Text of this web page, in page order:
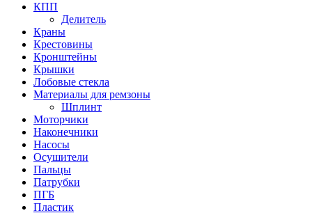
КПП
Делитель
Краны
Крестовины
Кронштейны
Крышки
Лобовые стекла
Материалы для ремзоны
Шплинт
Моторчики
Наконечники
Насосы
Осушители
Пальцы
Патрубки
ПГБ
Пластик